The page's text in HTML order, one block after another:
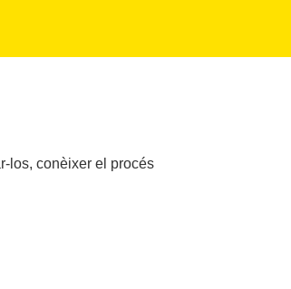
los, conèixer el procés